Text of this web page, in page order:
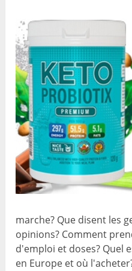
marche? Que disent les
opinions? Comment
d'emploi et doses? Quel
en Europe et où